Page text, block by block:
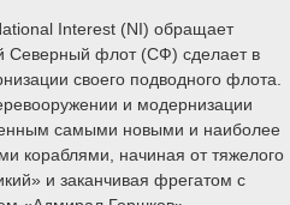
Interest (NI) обращает
Северный флот (СФ) сделает в
своего подводного флота.
и модернизации
самыми новыми и наиболее
кораблями, начиная от тяжелого
и заканчивая фрегатом с